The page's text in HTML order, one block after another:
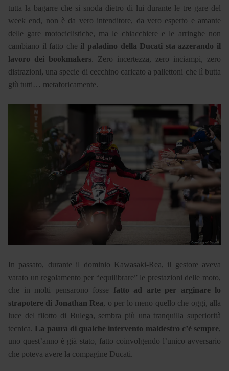
tutta la bagarre che si snoda dietro di lui durante le tre gare del
week end, non è da vero intenditore, da vero esperto e amante
delle gare motociclistiche, ma le chiacchiere e le arringhe non
cambiano il fatto che il paladino della Ducati sta azzerando il
lavoro dei bookmakers. Zero incertezza, zero inciampi, zero
distrazioni, una specie di cecchino caricato a pallettoni che lì butta
giù tutti… metaforicamente.
In passato, durante il dominio Kawasaki-Rea, il gestore aveva
varato un regolamento per “equilibrare” le prestazioni delle moto,
che in molti pensarono fosse fatto ad arte per arginare lo
strapotere di Jonathan Rea, o per lo meno quello che oggi, alla
luce del filotto di Bulega, sembra più una tranquilla superiorità
tecnica. La paura di qualche intervento maldestro c’è sempre,
uno quest’anno è già stato, fatto coinvolgendo l’unico avversario
che poteva avere la compagine Ducati.